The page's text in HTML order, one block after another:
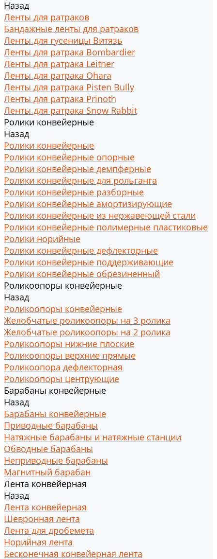
Назад
Ленты для ратраков
Бандажные ленты для ратраков
Ленты для гусеницы Витязь
Ленты для ратрака Bombardier
Ленты для ратрака Leitner
Ленты для ратрака Ohara
Ленты для ратрака Pisten Bully
Ленты для ратрака Prinoth
Ленты для ратрака Snow Rabbit
Ролики конвейерные
Назад
Ролики конвейерные
Ролики конвейерные опорные
Ролики конвейерные демпферные
Ролики конвейерные для рольганга
Ролики конвейерные разборные
Ролики конвейерные амортизирующие
Ролики конвейерные из нержавеющей стали
Ролики конвейерные полимерные пластиковые
Ролики норийные
Ролики конвейерные дефлекторные
Ролики конвейерные поддерживающие
Ролики конвейерные обрезиненный
Роликоопоры конвейерные
Назад
Роликоопоры конвейерные
Желобчатые роликоопоры на 3 ролика
Желобчатые роликоопоры на 2 ролика
Роликоопоры нижние плоские
Роликоопоры верхние прямые
Роликоопора дефлекторная
Роликоопоры центрующие
Барабаны конвейерные
Назад
Барабаны конвейерные
Приводные барабаны
Натяжные барабаны и натяжные станции
Обводные барабаны
Неприводные барабаны
Магнитный барабан
Лента конвейерная
Назад
Лента конвейерная
Шевронная лента
Лента для дробемета
Норийная лента
Бесконечная конвейерная лента